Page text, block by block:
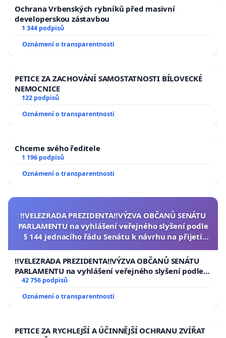
Ochrana Vrbenských rybníků před masivní
developerskou zástavbou
1 344 podpisů
Oznámení o transparentnosti
PETICE ZA ZACHOVÁNÍ SAMOSTATNOSTI BÍLOVECKÉ
NEMOCNICE
122 podpisů
Oznámení o transparentnosti
Chceme svého ředitele
1 196 podpisů
Oznámení o transparentnosti
‼️VELEZRADA PREZIDENTA‼️VÝZVA OBČANŮ SENÁTU
PARLAMENTU na vyhlášení veřejného slyšení podle
§ 144 jednacího řádu Senátu k návrhu na přijetí
republiky
‼️VELEZRADA PREZIDENTA‼️VÝZVA OBČANŮ SENÁTU
PARLAMENTU na vyhlášení veřejného slyšení podle §
144 jednacího řádu Senátu k návrhu na přijetí
usnesení k podání ústavní žaloby na prezidenta
republiky
42 756 podpisů
Oznámení o transparentnosti
PETICE ZA RYCHLEJŠÍ A ÚČINNĚJŠÍ OCHRANU ZVÍŘAT